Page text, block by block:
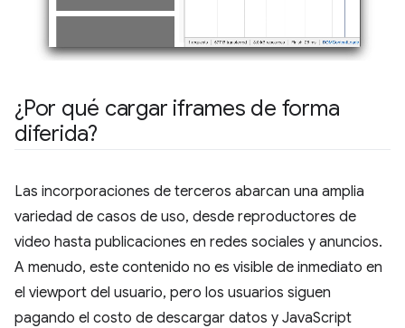
¿Por qué cargar iframes de forma
diferida?
Las incorporaciones de terceros abarcan una amplia
variedad de casos de uso, desde reproductores de
video hasta publicaciones en redes sociales y anuncios.
A menudo, este contenido no es visible de inmediato en
el viewport del usuario, pero los usuarios siguen
pagando el costo de descargar datos y JavaScript